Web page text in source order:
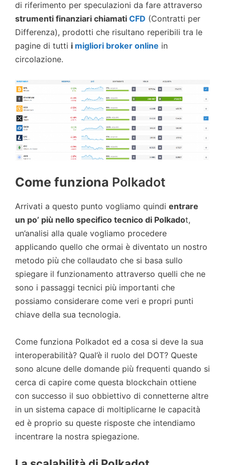
di riferimento per speculazioni da fare attraverso
strumenti finanziari chiamati CFD (Contratti per
Differenza), prodotti che risultano reperibili tra le
pagine di tutti i migliori broker online in
circolazione.
Come funziona Polkadot
Arrivati a questo punto vogliamo quindi entrare
un po’ più nello specifico tecnico di Polkadot,
un’analisi alla quale vogliamo procedere
applicando quello che ormai è diventato un nostro
metodo più che collaudato che si basa sullo
spiegare il funzionamento attraverso quelli che ne
sono i passaggi tecnici più importanti che
possiamo considerare come veri e propri punti
chiave della sua tecnologia.
Come funziona Polkadot ed a cosa si deve la sua
interoperabilità? Qual’è il ruolo del DOT? Queste
sono alcune delle domande più frequenti quando si
cerca di capire come questa blockchain ottiene
con successo il suo obbiettivo di connetterne altre
in un sistema capace di moltiplicarne le capacità
ed è proprio su queste risposte che intendiamo
incentrare la nostra spiegazione.